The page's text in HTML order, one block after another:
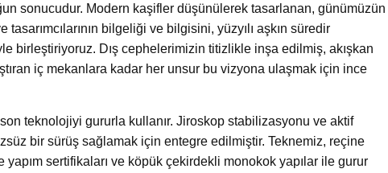
sonucudur. Modern kaşifler düşünülerek tasarlanan, günümüzün
bilgeliği ve bilgisini, yüzyılı aşkın süredir
birleştiriyoruz. Dış cephelerimizin titizlikle inşa edilmiş, akışkan
iç mekanlara kadar her unsur bu vizyona ulaşmak için ince
teknolojiyi gururla kullanır. Jiroskop stabilizasyonu ve aktif
bir sürüş sağlamak için entegre edilmiştir. Teknemiz, reçine
yapım sertifikaları ve köpük çekirdekli monokok yapılar ile gurur